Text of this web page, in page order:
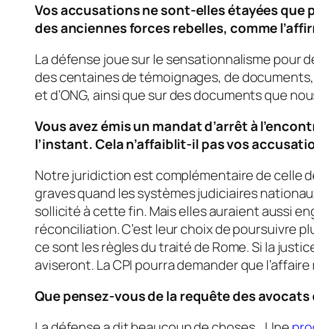
Vos accusations ne sont-elles étayées
des anciennes forces rebelles, comme
La défense joue sur le sensationnalisme pour
des centaines de témoignages, de
et d’ONG, ainsi que sur des documents que
Vous avez émis un mandat d’arrêt à
l’instant. Cela n’affaiblit-il pas vos
Notre juridiction est complémentaire de celle
graves quand les systèmes judiciaires
sollicité à cette fin. Mais elles auraient aussi
réconciliation. C’est leur choix de poursuivre
ce sont les règles du traité de Rome. Si la
aviseront. La CPI pourra demander que
Que pensez-vous de la requête des